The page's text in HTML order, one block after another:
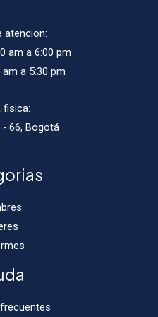
atencion:
am a 6:00 pm
a 5:30 pm
fisica:
- 66, Bogotá